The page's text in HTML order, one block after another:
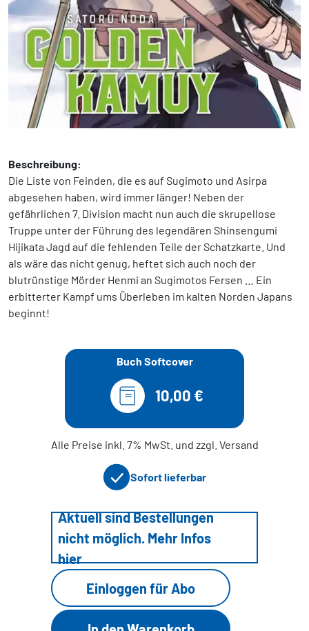
Beschreibung:
Die Liste von Feinden, die es auf Sugimoto und Asirpa
abgesehen haben, wird immer länger! Neben der
gefährlichen 7. Division macht nun auch die skrupellose
Truppe unter der Führung des legendären Shinsengumi
Hijikata Jagd auf die fehlenden Teile der Schatzkarte. Und
als wäre das nicht genug, heftet sich auch noch der
blutrünstige Mörder Henmi an Sugimotos Fersen … Ein
erbitterter Kampf ums Überleben im kalten Norden Japans
beginnt!
Buch Softcover
10,00 €
Alle Preise inkl. 7% MwSt. und zzgl. Versand
Sofort lieferbar
Aktuell sind Bestellungen
nicht möglich. Mehr Infos
hier
Einloggen für Abo